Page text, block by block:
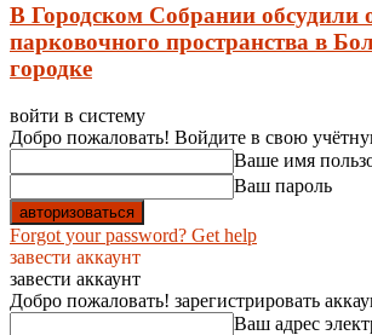
В Городском Собрании обсудили
парковочного пространства в
городке
войти в систему
Добро пожаловать! Войдите в свою
Ваше имя
Ваш пароль
Forgot your password? Get help
завести аккаунт
завести аккаунт
Добро пожаловать! зарегистрировать
Ваш адрес